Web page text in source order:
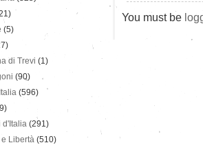
You must be
(5)
di Trevi (1)
(90)
(596)
d'Italia (291)
e Libertà (510)